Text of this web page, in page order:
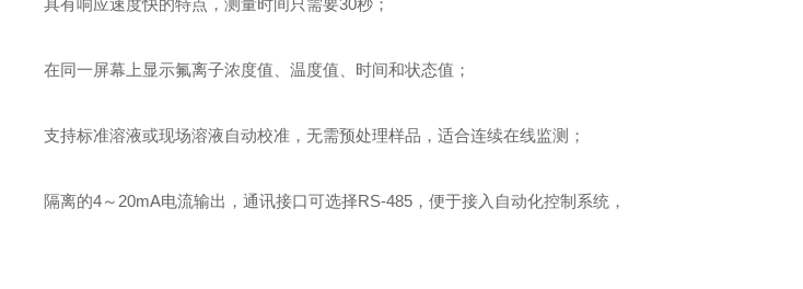
具有响应速度快的特点，测量时间只需要30秒；
‌在同一屏幕上显示氟离子浓度值、温度值、时间和状态值；
支持标准溶液或现场溶液自动校准，无需预处理样品，适合连续在线监测；
隔离的4～20mA电流输出，通讯接口可选择RS-485，便于接入自动化控制系统，